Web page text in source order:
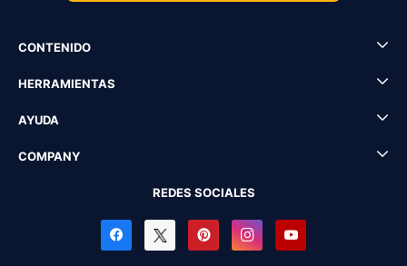
CONTENIDO
HERRAMIENTAS
AYUDA
COMPANY
REDES SOCIALES